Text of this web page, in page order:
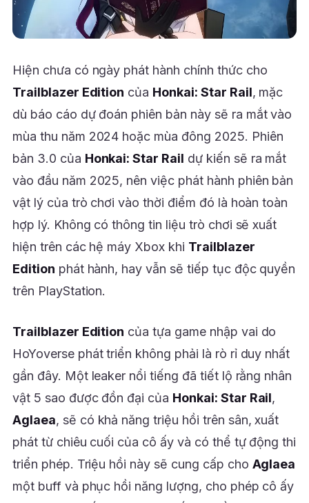
Hiện chưa có ngày phát hành chính thức cho
Trailblazer Edition của Honkai: Star Rail, mặc
dù báo cáo dự đoán phiên bản này sẽ ra mắt vào
mùa thu năm 2024 hoặc mùa đông 2025. Phiên
bản 3.0 của Honkai: Star Rail dự kiến sẽ ra mắt
vào đầu năm 2025, nên việc phát hành phiên bản
vật lý của trò chơi vào thời điểm đó là hoàn toàn
hợp lý. Không có thông tin liệu trò chơi sẽ xuất
hiện trên các hệ máy Xbox khi Trailblazer
Edition phát hành, hay vẫn sẽ tiếp tục độc quyền
trên PlayStation.
Trailblazer Edition của tựa game nhập vai do
HoYoverse phát triển không phải là rò rỉ duy nhất
gần đây. Một leaker nổi tiếng đã tiết lộ rằng nhân
vật 5 sao được đồn đại của Honkai: Star Rail,
Aglaea, sẽ có khả năng triệu hồi trên sân, xuất
phát từ chiêu cuối của cô ấy và có thể tự động thi
triển phép. Triệu hồi này sẽ cung cấp cho Aglaea
một buff và phục hồi năng lượng, cho phép cô ấy